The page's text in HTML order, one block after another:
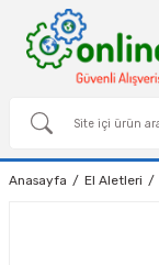
Anasayfa El Aletleri